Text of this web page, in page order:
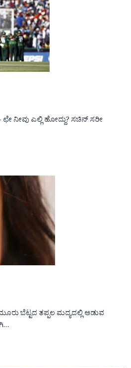
ಛೇ ನೀವು ಎಲ್ಲಿ ಹೋದ್ದು? ಸಚಿನ್ ಸರೀ
ಬೆಟ್ಟದ ತಪ್ಪಲ ಮದ್ಯದಲ್ಲಿ ಆಡುವ